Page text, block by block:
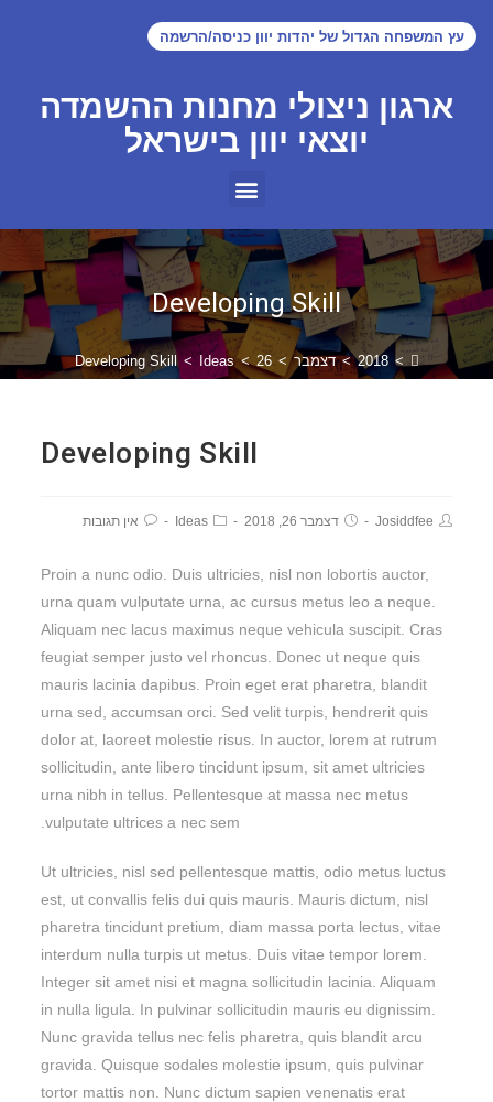
עץ המשפחה הגדול של יהדות יוון כניסה/הרשמה
ארגון ניצולי מחנות ההשמדה
יוצאי יוון בישראל
Developing Skill
>
2018
> דצמבר >
26
>
Ideas
>
Developing Skill
Developing Skill
Josiddfee דצמבר 26, 2018 Ideas אין תגובות
Proin a nunc odio. Duis ultricies, nisl non lobortis auctor,
urna quam vulputate urna, ac cursus metus leo a neque.
Aliquam nec lacus maximus neque vehicula suscipit. Cras
feugiat semper justo vel rhoncus. Donec ut neque quis
mauris lacinia dapibus. Proin eget erat pharetra, blandit
urna sed, accumsan orci. Sed velit turpis, hendrerit quis
dolor at, laoreet molestie risus. In auctor, lorem at rutrum
sollicitudin, ante libero tincidunt ipsum, sit amet ultricies
urna nibh in tellus. Pellentesque at massa nec metus
vulputate ultrices a nec sem.
Ut ultricies, nisl sed pellentesque mattis, odio metus luctus
est, ut convallis felis dui quis mauris. Mauris dictum, nisl
pharetra tincidunt pretium, diam massa porta lectus, vitae
interdum nulla turpis ut metus. Duis vitae tempor lorem.
Integer sit amet nisi et magna sollicitudin lacinia. Aliquam
in nulla ligula. In pulvinar sollicitudin mauris eu dignissim.
Nunc gravida tellus nec felis pharetra, quis blandit arcu
gravida. Quisque sodales molestie ipsum, quis pulvinar
tortor mattis non. Nunc dictum sapien venenatis erat